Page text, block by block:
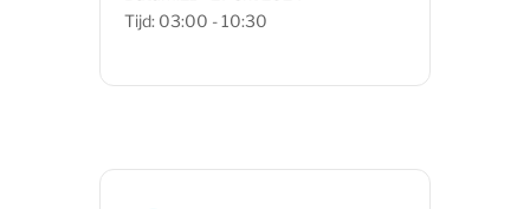
Tijd: 03:00 - 10:30